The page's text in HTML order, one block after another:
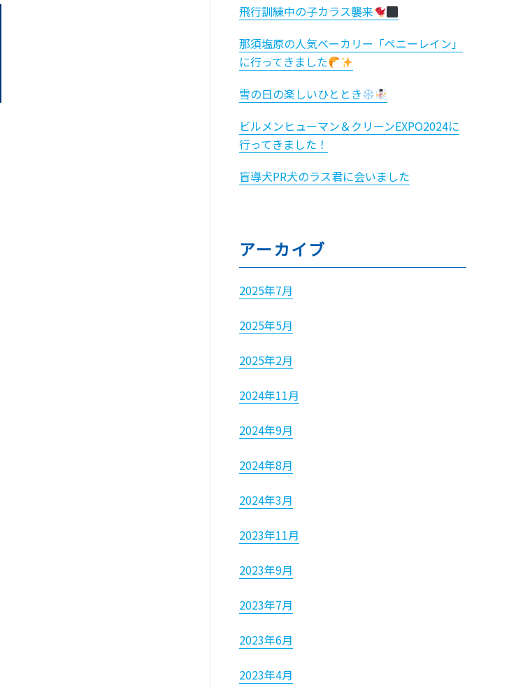
飛行訓練中の子カラス襲来
那須塩原の人気ベーカリー「ペニーレイン」
に行ってきました
雪の日の楽しいひととき
ビルメンヒューマン＆クリーンEXPO2024に
行ってきました！
盲導犬PR犬のラス君に会いました
アーカイブ
2025年7月
2025年5月
2025年2月
2024年11月
2024年9月
2024年8月
2024年3月
2023年11月
2023年9月
2023年7月
2023年6月
2023年4月